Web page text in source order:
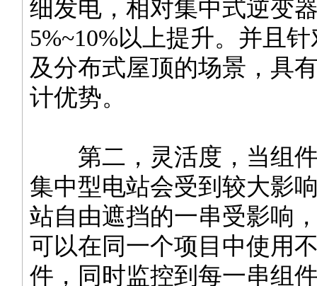
细发电，相对集中式逆变
5%~10%以上提升。并且
及分布式屋顶的场景，具
计优势。
第二，灵活度，当组件
集中型电站会受到较大影
站自由遮挡的一串受影响
可以在同一个项目中使用
件，同时监控到每一串组